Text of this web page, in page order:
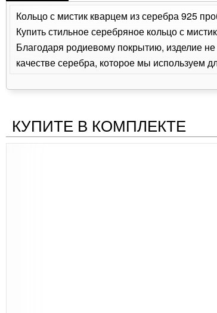
Кольцо с мистик кварцем из серебра 925
Купить стильное серебряное кольцо с
Благодаря родиевому покрытию, изделие
качестве серебра, которое мы используем
КУПИТЕ В КОМПЛЕКТЕ